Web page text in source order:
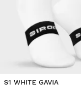
S1 WHITE GAVIA